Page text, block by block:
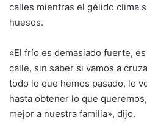
calles mientras el gélido clima
huesos.
«El frío es demasiado fuerte,
calle, sin saber si vamos a
todo lo que hemos pasado, lo
hasta obtener lo que
mejor a nuestra familia», dijo.